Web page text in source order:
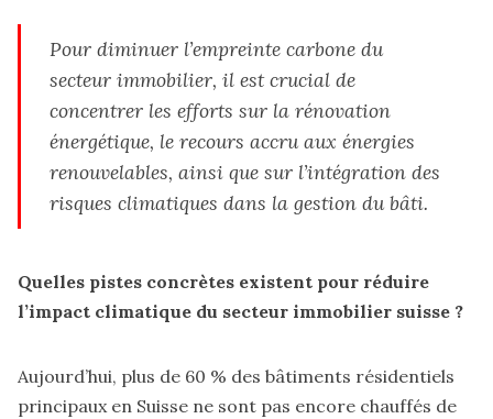
Pour diminuer l’empreinte carbone du
secteur immobilier, il est crucial de
concentrer les efforts sur la rénovation
énergétique, le recours accru aux énergies
renouvelables, ainsi que sur l’intégration des
risques climatiques dans la gestion du bâti.
Quelles pistes concrètes existent pour réduire
l’impact climatique du secteur immobilier suisse ?
Aujourd’hui, plus de 60 % des bâtiments résidentiels
principaux en Suisse ne sont pas encore chauffés de